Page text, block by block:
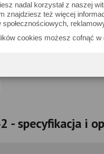
nadal korzystał z naszej
znajdziesz też więcej
cookies możesz cofnąć w
- specyfikacja i